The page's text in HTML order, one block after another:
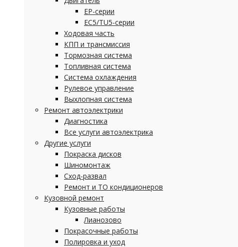
EP-серии
EC5/TU5-серии
Ходовая часть
КПП и трансмиссия
Тормозная система
Топливная система
Система охлаждения
Рулевое управление
Выхлопная система
Ремонт автоэлектрики
Диагностика
Все услуги автоэлектрика
Другие услуги
Покраска дисков
Шиномонтаж
Сход-развал
Ремонт и ТО кондиционеров
Кузовной ремонт
Кузовные работы
Лианозово
Покрасочные работы
Полировка и уход